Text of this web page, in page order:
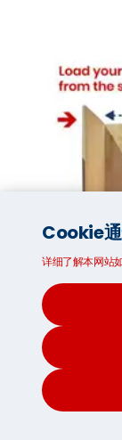
Cookie
详细了解本网站